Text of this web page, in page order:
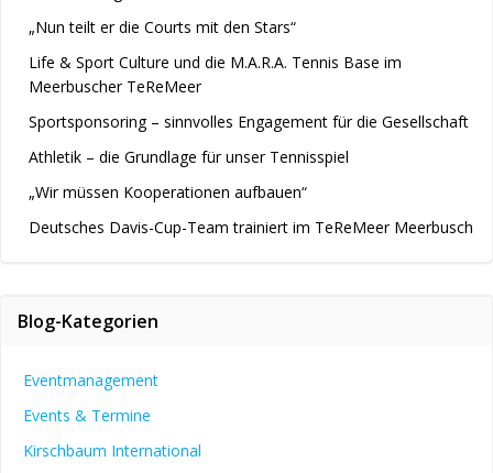
„Nun teilt er die Courts mit den Stars“
Life & Sport Culture und die M.A.R.A. Tennis Base im
Meerbuscher TeReMeer
Sportsponsoring – sinnvolles Engagement für die Gesellschaft
Athletik – die Grundlage für unser Tennisspiel
„Wir müssen Kooperationen aufbauen“
Deutsches Davis-Cup-Team trainiert im TeReMeer Meerbusch
Blog-Kategorien
Eventmanagement
Events & Termine
Kirschbaum International